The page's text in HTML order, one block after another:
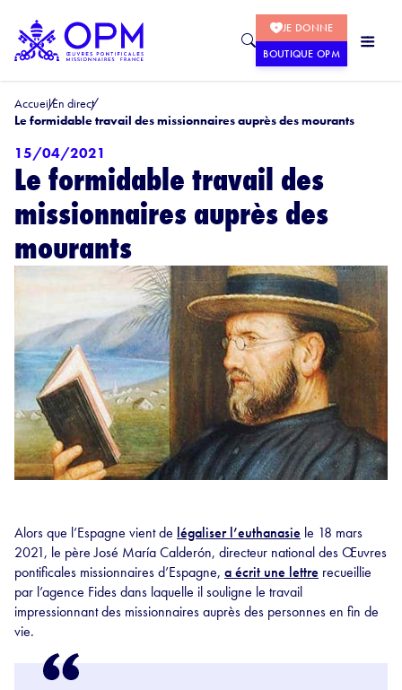
JE DONNE
BOUTIQUE OPM
AccueilEn direct
Le formidable travail des missionnaires auprès des mourants
15/04/2021
Le formidable travail des
missionnaires auprès des
mourants
Alors que l’Espagne vient de légaliser l’euthanasie le 18 mars
2021, le père José María Calderón, directeur national des Œuvres
pontificales missionnaires d’Espagne, a écrit une lettre recueillie
par l’agence Fides dans laquelle il souligne le travail
impressionnant des missionnaires auprès des personnes en fin de
vie.